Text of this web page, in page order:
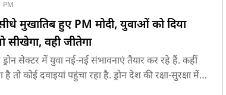
PM
मुखातिब हुए PM मोदी, युवाओं को दिया
सीखेगा, वही जीतेगा
सेक्टर में युवा नई-नई संभावनाएं तैयार कर रहे हैं. कहीं
तो कोई दवाइयां पहुंचा रहा है. ड्रोन देश की रक्षा-सुरक्षा में